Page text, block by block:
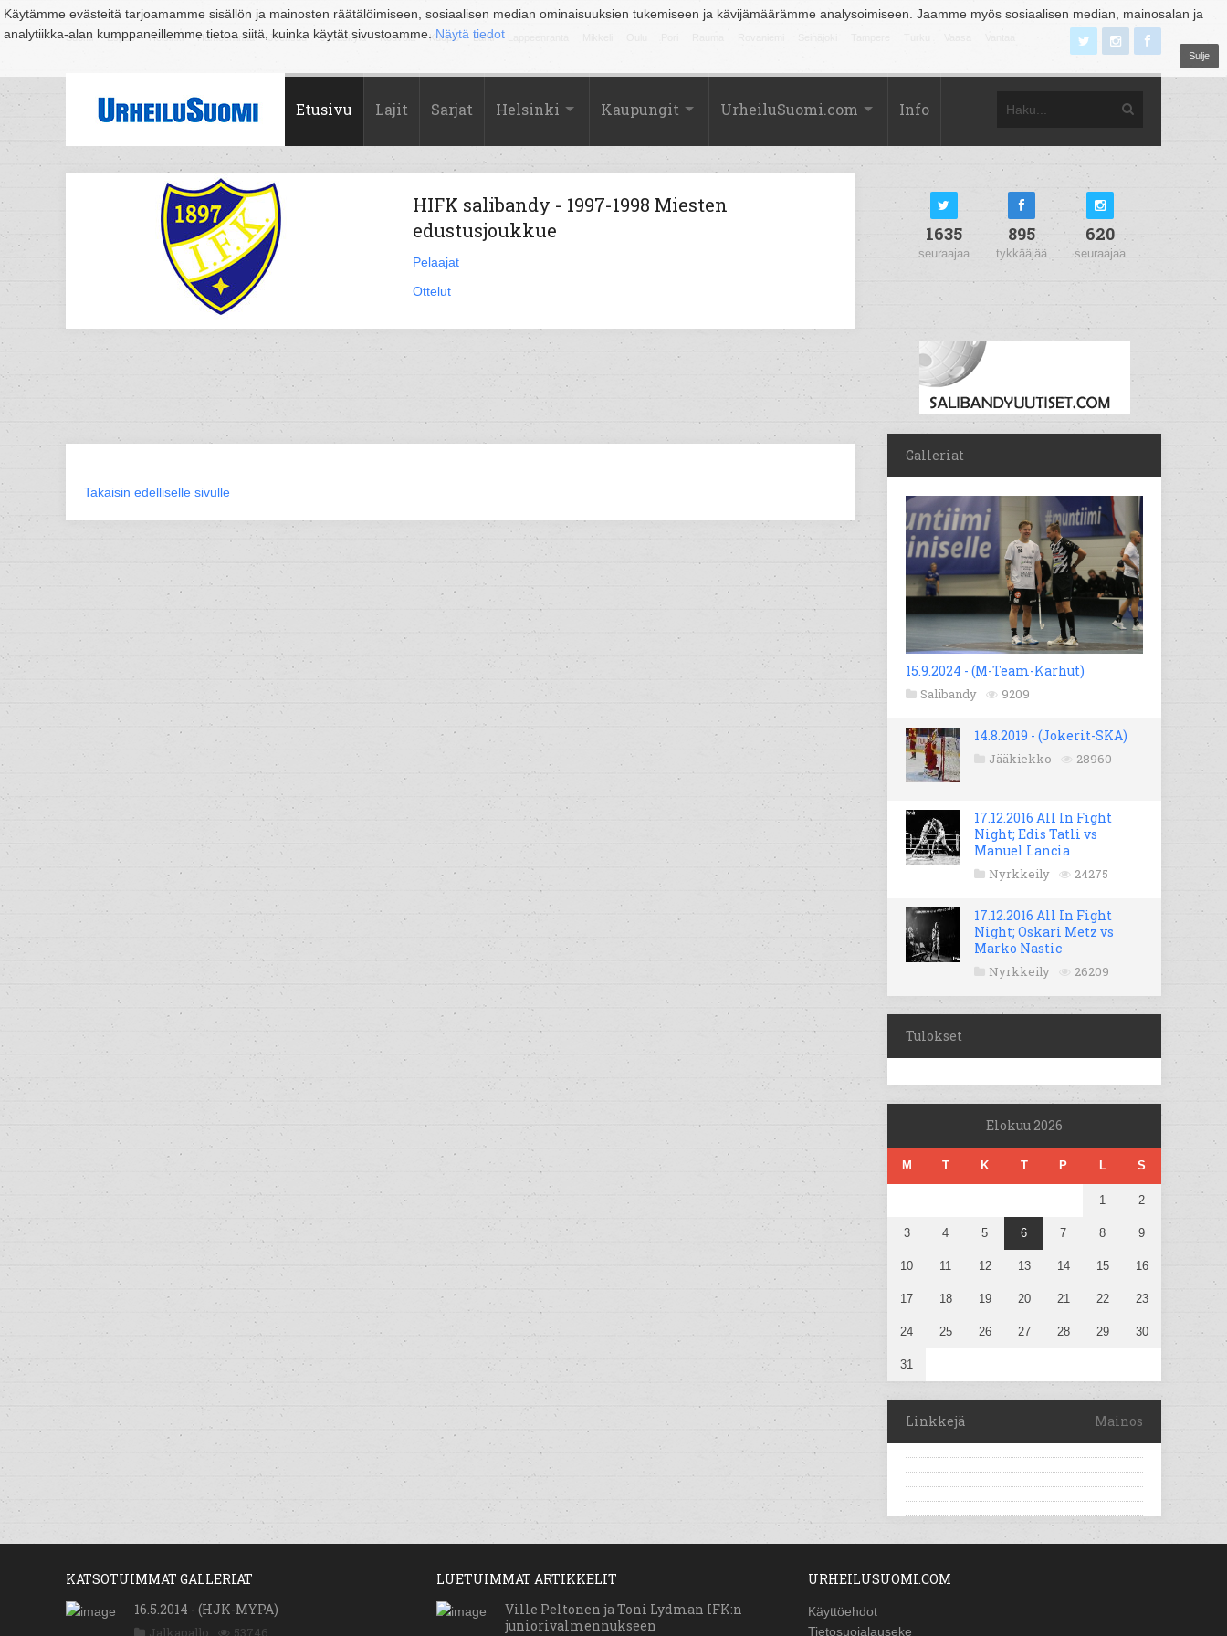
Käytämme evästeitä tarjoamamme sisällön ja mainosten räätälöimiseen, sosiaalisen median ominaisuuksien tukemiseen ja kävijämäärämme analysoimiseen. Jaamme myös sosiaalisen median, mainosalan ja
analytiikka-alan kumppaneillemme tietoa siitä, kuinka käytät sivustoamme. Näytä tiedot
Sulje
Suomi Espoo Helsinki Hämeenlinna Joensuu Jyväskylä Kouvola Kuopio Lahti
Etusivu Lajit Sarjat Helsinki Kaupungit UrheiluSuomi.com Info
HIFK salibandy - 1997-1998 Miesten
edustusjoukkue
Pelaajat
Ottelut
Takaisin edelliselle sivulle
1635
seuraajaa
895
tykkääjää
620
seuraajaa
Galleriat
15.9.2024 - (M-Team-Karhut)
Salibandy 9209
14.8.2019 - (Jokerit-SKA)
Jääkiekko 28960
17.12.2016 All In Fight
Night; Edis Tatli vs
Manuel Lancia
Nyrkkeily 24275
17.12.2016 All In Fight
Night; Oskari Metz vs
Marko Nastic
Nyrkkeily 26209
Tulokset
Elokuu 2026
M T K T P L S
1 2
3 4 5 6 7 8 9
10 11 12 13 14 15 16
17 18 19 20 21 22 23
24 25 26 27 28 29 30
31
Linkkejä Mainos
KATSOTUIMMAT GALLERIAT
16.5.2014 - (HJK-MYPA)
Jalkapallo 53746
LUETUIMMAT ARTIKKELIT
Ville Peltonen ja Toni Lydman IFK:n
juniorivalmennukseen
URHEILUSUOMI.COM
Käyttöehdot
Tietosuojalauseke